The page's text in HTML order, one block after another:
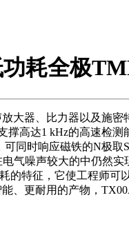
耗全极
器、比力器以及施密
撑高达1 kHz的高速检
同时响应磁铁的N极
气噪声较大的中仍然
的特征，它使工程师
、更耐用的产物，